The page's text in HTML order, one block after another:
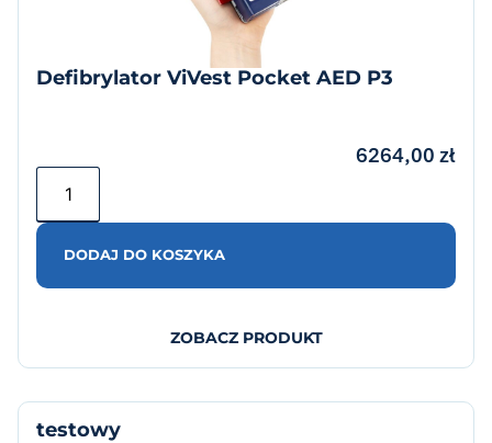
Defibrylator ViVest Pocket AED P3
6264,00 zł
DODAJ DO KOSZYKA
ZOBACZ PRODUKT
testowy